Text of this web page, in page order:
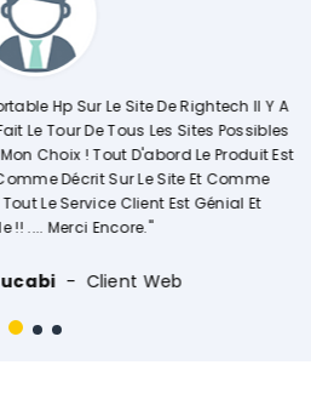
KHADIJA Super Compétente Qui Aide,
Concrète Et Détaillée Le
A L'écoute Des Clients, Je
Vivement."
Ouissal Ait